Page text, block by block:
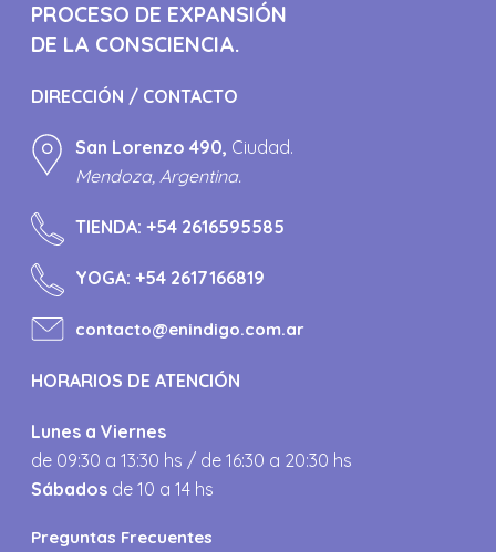
PROCESO DE EXPANSIÓN
DE LA CONSCIENCIA.
DIRECCIÓN / CONTACTO
San Lorenzo 490, Ciudad.
Mendoza, Argentina.
TIENDA:+54 2616595585
YOGA:+54 2617166819
contacto@enindigo.com.ar
HORARIOS DE ATENCIÓN
Lunes a Viernes
de 09:30 a 13:30 hs / de 16:30 a 20:30 hs
Sábados de 10 a 14 hs
Preguntas Frecuentes